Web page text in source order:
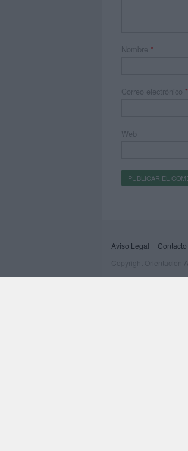
Nombre *
Correo electrónico *
Web
Aviso Legal Contacto